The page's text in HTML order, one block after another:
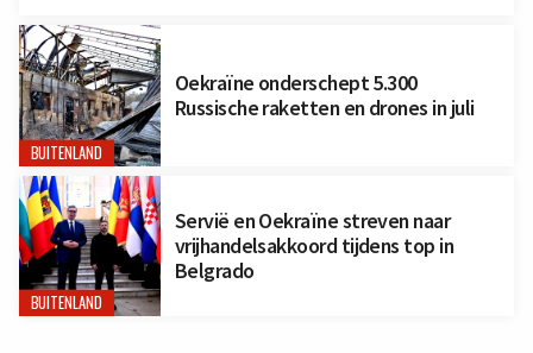
BUITENLAND
Oekraïne onderschept 5.300
Russische raketten en drones in juli
BUITENLAND
Servië en Oekraïne streven naar
vrijhandelsakkoord tijdens top in
Belgrado